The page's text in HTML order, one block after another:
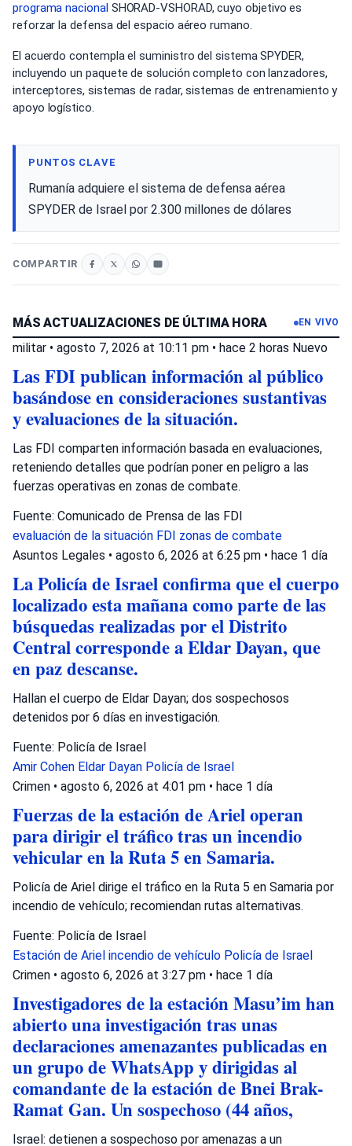
programa nacionalSHORAD-VSHORAD, cuyo objetivo es
reforzar la defensa del espacio aéreo rumano.
El acuerdo contempla el suministro del sistema SPYDER,
incluyendo un paquete de solución completo con lanzadores,
interceptores, sistemas de radar, sistemas de entrenamiento y
apoyo logístico.
PUNTOS CLAVE
Rumanía adquiere el sistema de defensa aérea
SPYDER de Israel por 2.300 millones de dólares
COMPARTIR
MÁS ACTUALIZACIONES DE ÚLTIMA HORA EN VIVO
militar • agosto 7, 2026 at 10:11 pm • hace 2 horas Nuevo
Las FDI publican información al público
basándose en consideraciones sustantivas
y evaluaciones de la situación.
Las FDI comparten información basada en evaluaciones,
reteniendo detalles que podrían poner en peligro a las
fuerzas operativas en zonas de combate.
Fuente: Comunicado de Prensa de las FDI
evaluación de la situación FDI zonas de combate
Asuntos Legales • agosto 6, 2026 at 6:25 pm • hace 1 día
La Policía de Israel confirma que el cuerpo
localizado esta mañana como parte de las
búsquedas realizadas por el Distrito
Central corresponde a Eldar Dayan, que
en paz descanse.
Hallan el cuerpo de Eldar Dayan; dos sospechosos
detenidos por 6 días en investigación.
Fuente: Policía de Israel
Amir Cohen Eldar Dayan Policía de Israel
Crimen • agosto 6, 2026 at 4:01 pm • hace 1 día
Fuerzas de la estación de Ariel operan
para dirigir el tráfico tras un incendio
vehicular en la Ruta 5 en Samaria.
Policía de Ariel dirige el tráfico en la Ruta 5 en Samaria por
incendio de vehículo; recomiendan rutas alternativas.
Fuente: Policía de Israel
Estación de Ariel incendio de vehículo Policía de Israel
Crimen • agosto 6, 2026 at 3:27 pm • hace 1 día
Investigadores de la estación Masu’im han
abierto una investigación tras unas
declaraciones amenazantes publicadas en
un grupo de WhatsApp y dirigidas al
comandante de la estación de Bnei Brak-
Ramat Gan. Un sospechoso (44 años,
Israel: detienen a sospechoso por amenazas a un